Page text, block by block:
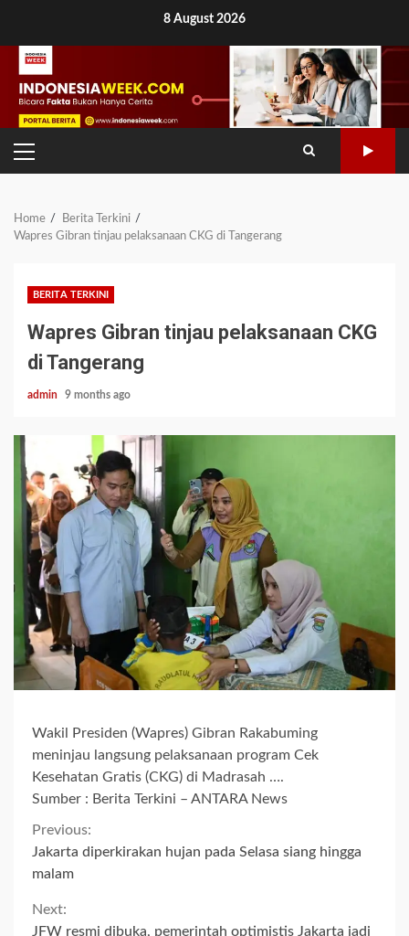
content
8 August 2026
PRIMARY
MENU
Home
Berita Terkini
Wapres Gibran tinjau pelaksanaan CKG di Tangerang
BERITA TERKINI
Wapres Gibran tinjau pelaksanaan CKG
di Tangerang
admin 9 months ago
Wakil Presiden (Wapres) Gibran Rakabuming
meninjau langsung pelaksanaan program Cek
Kesehatan Gratis (CKG) di Madrasah ….
Sumber : Berita Terkini – ANTARA News
Continue
Reading
Previous:
Jakarta diperkirakan hujan pada Selasa siang hingga
malam
Next:
JFW resmi dibuka, pemerintah optimistis Jakarta jadi